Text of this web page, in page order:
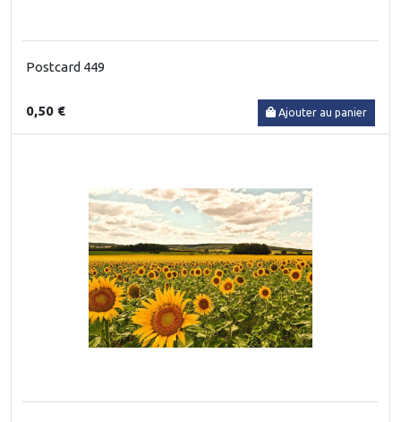
Postcard 449
0,50 € Ajouter au panier